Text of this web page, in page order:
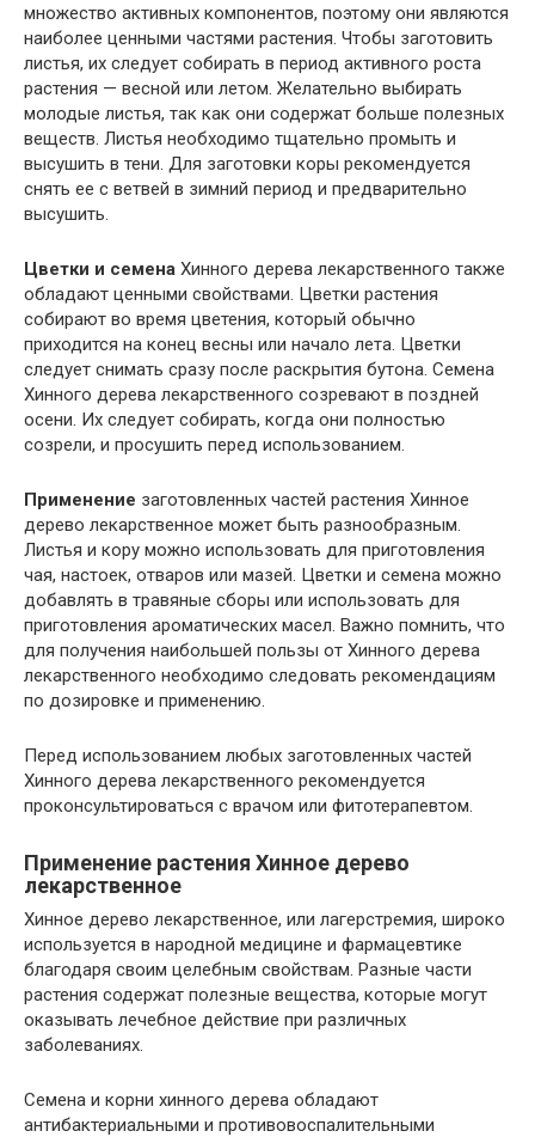
множество активных компонентов, поэтому они являются
наиболее ценными частями растения. Чтобы заготовить
листья, их следует собирать в период активного роста
растения — весной или летом. Желательно выбирать
молодые листья, так как они содержат больше полезных
веществ. Листья необходимо тщательно промыть и
высушить в тени. Для заготовки коры рекомендуется
снять ее с ветвей в зимний период и предварительно
высушить.
Цветки и семена Хинного дерева лекарственного также
обладают ценными свойствами. Цветки растения
собирают во время цветения, который обычно
приходится на конец весны или начало лета. Цветки
следует снимать сразу после раскрытия бутона. Семена
Хинного дерева лекарственного созревают в поздней
осени. Их следует собирать, когда они полностью
созрели, и просушить перед использованием.
Применение заготовленных частей растения Хинное
дерево лекарственное может быть разнообразным.
Листья и кору можно использовать для приготовления
чая, настоек, отваров или мазей. Цветки и семена можно
добавлять в травяные сборы или использовать для
приготовления ароматических масел. Важно помнить, что
для получения наибольшей пользы от Хинного дерева
лекарственного необходимо следовать рекомендациям
по дозировке и применению.
Перед использованием любых заготовленных частей
Хинного дерева лекарственного рекомендуется
проконсультироваться с врачом или фитотерапевтом.
Применение растения Хинное дерево
лекарственное
Хинное дерево лекарственное, или лагерстремия, широко
используется в народной медицине и фармацевтике
благодаря своим целебным свойствам. Разные части
растения содержат полезные вещества, которые могут
оказывать лечебное действие при различных
заболеваниях.
Семена и корни хинного дерева обладают
антибактериальными и противовоспалительными